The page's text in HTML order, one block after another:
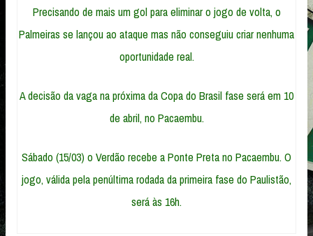
Precisando de mais um gol para eliminar o jogo de volta, o
Palmeiras se lançou ao ataque mas não conseguiu criar nenhuma
oportunidade real.
A decisão da vaga na próxima da Copa do Brasil fase será em 10
de abril, no Pacaembu.
Sábado (15/03) o Verdão recebe a Ponte Preta no Pacaembu. O
jogo, válida pela penúltima rodada da primeira fase do Paulistão,
será às 16h.